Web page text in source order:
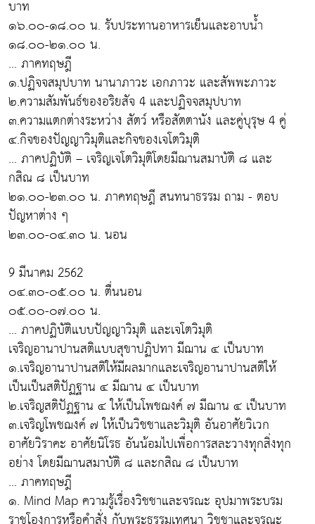
บาท
๑๖.๐๐-๑๘.๐๐ น. รับประทานอาหารเย็นและอาบน้ำ
๑๘.๐๐-๒๑.๐๐ น.
... ภาคทฤษฎี
๑.ปฏิจจสมุปบาท นานาภาวะ เอกภาวะ และสัพพะภาวะ
๒.ความสัมพันธ์ของอริยสัจ 4 และปฏิจจสมุปบาท
๓.ความแตกต่างระหว่าง สัตว์ หรือสัตตานัง และคู่บุรุษ 4 คู่
๔.กิจของปัญญาวิมุติและกิจของเจโตวิมุติ
... ภาคปฏิบัติ – เจริญเจโตวิมุติโดยมีฌานสมาบัติ ๘ และ
กสิณ ๘ เป็นบาท
๒๑.๐๐-๒๓.๐๐ น. ภาคทฤษฎี สนทนาธรรม ถาม - ตอบ
ปัญหาต่าง ๆ
๒๓.๐๐-๐๔.๓๐ น. นอน
9 มีนาคม 2562
๐๔.๓๐-๐๕.๐๐ น. ตื่นนอน
๐๕.๐๐-๐๗.๐๐ น.
... ภาคปฏิบัติแบบปัญญาวิมุติ และเจโตวิมุติ
เจริญอานาปานสติแบบสุขาปฏิปทา มีฌาน ๔ เป็นบาท
๑.เจริญอานาปานสติให้มีผลมากและเจริญอานาปานสติให้
เป็นเป็นสติปัฏฐาน ๔ มีฌาน ๔ เป็นบาท
๒.เจริญสติปัฏฐาน ๔ ให้เป็นโพชฌงค์ ๗ มีฌาน ๔ เป็นบาท
๓.เจริญโพชฌงค์ ๗ ให้เป็นวิชชาและวิมุติ อันอาศัยวิเวก
อาศัยวิราคะ อาศัยนิโรธ อันน้อมไปเพื่อการสละวางทุกสิ่งทุก
อย่าง โดยมีฌานสมาบัติ ๘ และกสิณ ๘ เป็นบาท
... ภาคทฤษฎี
๑. Mind Map ความรู้เรื่องวิชชาและจรณะ อุปมาพระบรม